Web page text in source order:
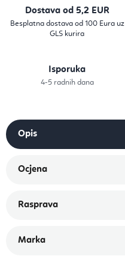
Dostava od 5,2 EUR
Besplatna dostava od 100 Eura uz
GLS kurira
Isporuka
4-5 radnih dana